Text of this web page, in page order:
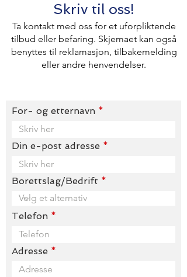
Skriv til oss!
Ta kontakt med oss for et uforpliktende
tilbud eller befaring. Skjemaet kan også
benyttes til reklamasjon, tilbakemelding
eller andre henvendelser.
For- og etternavn
Din e-post adresse
Borettslag/Bedrift
Telefon
Adresse